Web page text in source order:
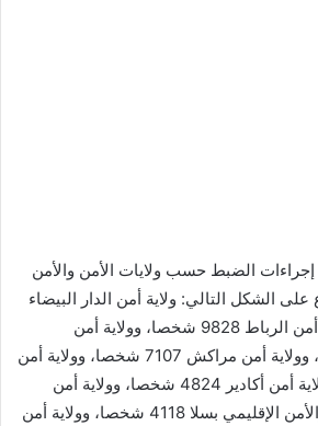
الضبط حسب ولايات الأمن والأمن
الشكل التالي: ولاية أمن الدار البيضاء
10.243 شخصا، وولاية أمن الرباط 9828 شخصا، وولاية أمن
القنيطرة 8496 شخصا، وولاية أمن مراكش 7107 شخصا، وولاية أمن
وجدة 6351 شخصا، وولاية أمن أكادير 4824 شخصا، وولاية أمن
تطوان 4250 شخصا، والأمن الإقليمي بسلا 4118 شخصا، وولاية أمن